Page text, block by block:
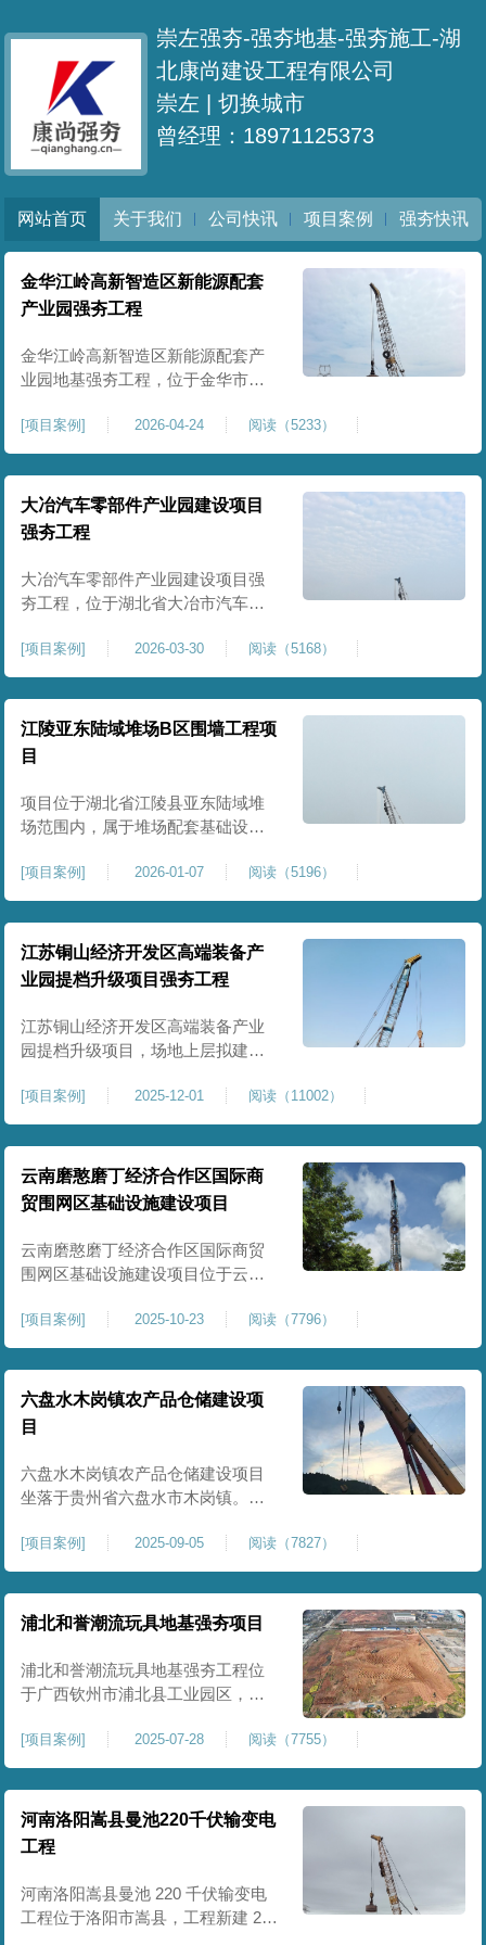
崇左强夯-强夯地基-强夯施工-湖
北康尚建设工程有限公司
崇左 |切换城市
曾经理：18971125373
网站首页 关于我们 公司快讯 项目案例 强夯快讯
金华江岭高新智造区新能源配套
产业园强夯工程
金华江岭高新智造区新能源配套产
业园地基强夯工程，位于金华市江
园区重点基建配套项目。本项目地
基强夯处理总面积40000㎡，施工范
围为新能源配套产业园核心建设地
块。项目场地为园区新建建设用
地，原始场地土质松散、土层固结
不均匀、孔隙较大、地基承载力偏
弱。新能源产业园厂房及配套设施
对
[项目案例] 2026-04-24 阅读（5233）
大冶汽车零部件产业园建设项目
强夯工程
大冶汽车零部件产业园建设项目强
夯工程，位于湖北省大冶市汽车零
业厂房、生产车间及配套附属设施
建设的前置基础性地基处理工程。
项目场地为园区新建工业建设用
地，原始场地土层松散、土质均匀
性较差、土体固结度不足，天然地
基承载力偏低。汽车零部件生产厂
房对地基平整度、整体刚度、沉降
控
[项目案例] 2026-03-30 阅读（5168）
江陵亚东陆域堆场B区围墙工程项
目
项目位于湖北省江陵县亚东陆域堆
场范围内，属于堆场配套基础设施
墙及附属设施建设，是保障场区边
界围护结构稳定、提升场地整体建
设标准的前置关键工程，本项目强
夯处理总面积20000㎡，施工范围为
陆域堆场B区围墙沿线及配套场地。
原场地土层松散、回填不均、固结
程度差，地基承载力较低，且堆
[项目案例] 2026-01-07 阅读（5196）
江苏铜山经济开发区高端装备产
业园提档升级项目强夯工程
江苏铜山经济开发区高端装备产业
园提档升级项目，场地上层拟建厂
施。占地面积约130000㎡.项目采用
强夯工艺对地基进行加固处理，确
保处理后地基承载力特征值
≥100kPa、压实系数≥0.94、压缩模
量≥5MPa，工程实施后将有效提升
场地整体承载力与均匀性，消除不
均匀沉降隐患，为园区高端装备产
业项目
[项目案例] 2025-12-01 阅读（11002）
云南磨憨磨丁经济合作区国际商
贸围网区基础设施建设项目
云南磨憨磨丁经济合作区国际商贸
围网区基础设施建设项目位于云南
商贸、口岸监管、通关查验的重要
基础设施工程。项目建设内容主要
为场地地基处理，处理总面积约 5
万平方米，采用强夯加固施工工
艺，通过全场地强夯提升地基承载
力、消除不均匀沉降，满足围网区
后续建（构）筑物及重型作业场地
使
[项目案例] 2025-10-23 阅读（7796）
六盘水木岗镇农产品仓储建设项
目
六盘水木岗镇农产品仓储建设项目
坐落于贵州省六盘水市木岗镇。场
房、分拣车间、配套附属用房等设
施。项目原始场地为新建建设用
地，土层分布不均、土体松散、天
然固结程度较低，地基整体承载力
筑需长期承受货物堆放荷载，对地
基沉降稳定性、整体密实度要求较
[项目案例] 2025-09-05 阅读（7827）
浦北和誉潮流玩具地基强夯项目
浦北和誉潮流玩具地基强夯工程位
于广西钦州市浦北县工业园区，场
公及生活附属设施。原始场地为新
建园区待开发地块，土体回填不
均、土质松散、固结度不足，场地
承载力与整体均匀性较差，若直接
施工易出现地基不均匀沉降、地面
开裂、墙体变形等质量问题，无法
满足工业厂房长期荷载及规范建设
标
[项目案例] 2025-07-28 阅读（7755）
河南洛阳嵩县曼池220千伏输变电
工程
河南洛阳嵩县曼池 220 千伏输变电
工程位于洛阳市嵩县，工程新建 220